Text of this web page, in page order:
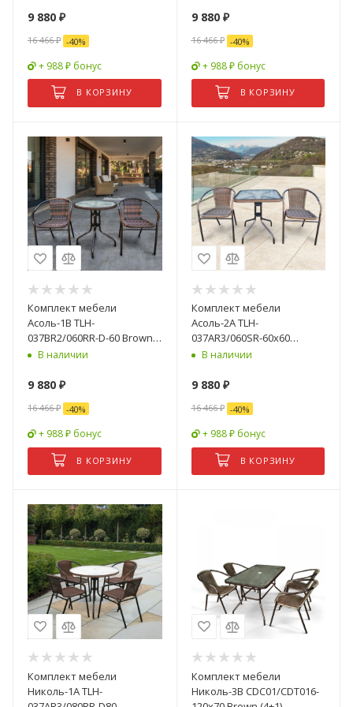
9 880 ₽
16 466₽ -40%
+ 988 ₽ бонус
В КОРЗИНУ
9 880₽
16 466₽ -40%
+ 988 ₽ бонус
В КОРЗИНУ
Комплект мебели
Асоль-1B TLH-
037BR2/060RR-D-60 Brown
(2+1)В наличии
9 880 ₽
16 466₽ -40%
+ 988 ₽ бонус
В КОРЗИНУ
Комплект мебели
Асоль-2A TLH-
037AR3/060SR-60х60
Cappuccino (2+1)
В наличии
9 880₽
16 466₽ -40%
+ 988 ₽ бонус
В КОРЗИНУ
Комплект мебели
Николь-1A TLH-
Комплект мебели
Николь-3B CDC01/CDT016-